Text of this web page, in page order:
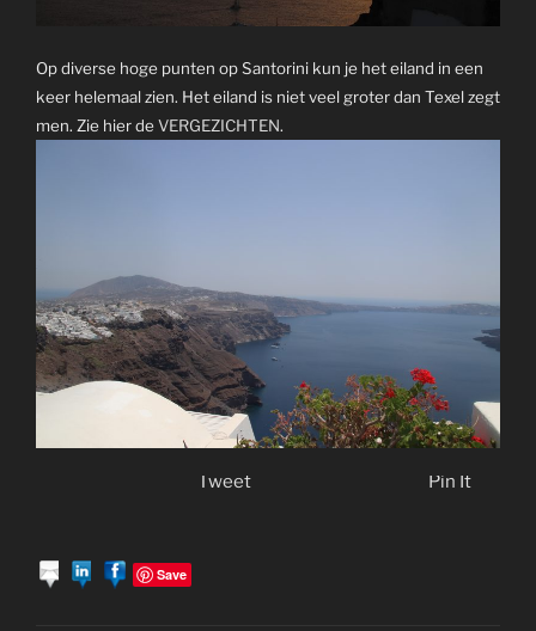
Op diverse hoge punten op Santorini kun je het eiland in een
keer helemaal zien. Het eiland is niet veel groter dan Texel zegt
men. Zie hier deVERGEZICHTEN.
Tweet Pin It
Save